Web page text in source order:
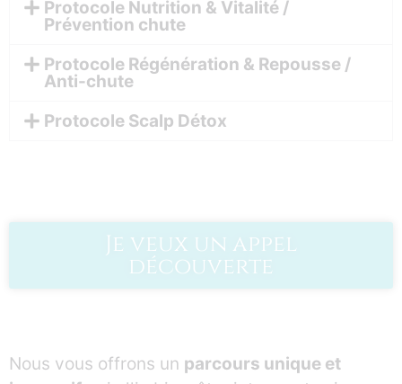
Protocole Nutrition & Vitalité /
Prévention chute
Protocole Régénération & Repousse /
Anti-chute
Protocole Scalp Détox
Je veux un appel
découverte
Nous vous offrons un parcours unique et